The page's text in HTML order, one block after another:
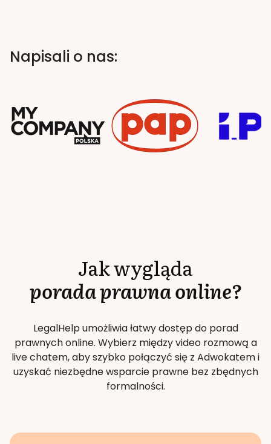
Napisali o nas:
Jak wygląda
porada prawna online?
LegalHelp umożliwia łatwy dostęp do porad
prawnych online. Wybierz między video rozmową a
live chatem, aby szybko połączyć się z Adwokatem i
uzyskać niezbędne wsparcie prawne bez zbędnych
formalności.